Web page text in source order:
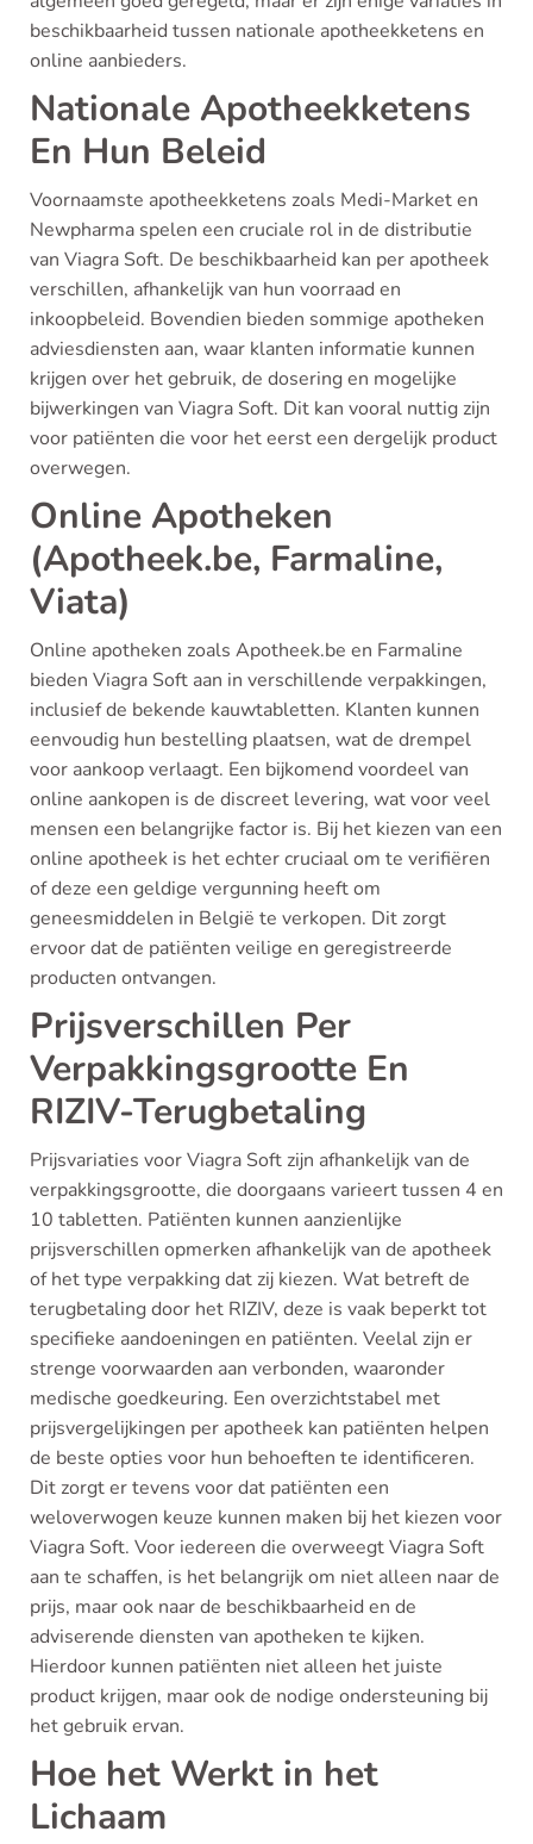
beschikbaarheid tussen nationale apotheekketens en
online aanbieders.
Nationale Apotheekketens
En Hun Beleid
Voornaamste apotheekketens zoals Medi-Market en
Newpharma spelen een cruciale rol in de distributie
van Viagra Soft. De beschikbaarheid kan per apotheek
verschillen, afhankelijk van hun voorraad en
inkoopbeleid. Bovendien bieden sommige apotheken
adviesdiensten aan, waar klanten informatie kunnen
krijgen over het gebruik, de dosering en mogelijke
bijwerkingen van Viagra Soft. Dit kan vooral nuttig zijn
voor patiënten die voor het eerst een dergelijk product
overwegen.
Online Apotheken
(Apotheek.be, Farmaline,
Viata)
Online apotheken zoals Apotheek.be en Farmaline
bieden Viagra Soft aan in verschillende verpakkingen,
inclusief de bekende kauwtabletten. Klanten kunnen
eenvoudig hun bestelling plaatsen, wat de drempel
voor aankoop verlaagt. Een bijkomend voordeel van
online aankopen is de discreet levering, wat voor veel
mensen een belangrijke factor is. Bij het kiezen van een
online apotheek is het echter cruciaal om te verifiëren
of deze een geldige vergunning heeft om
geneesmiddelen in België te verkopen. Dit zorgt
ervoor dat de patiënten veilige en geregistreerde
producten ontvangen.
Prijsverschillen Per
Verpakkingsgrootte En
RIZIV-Terugbetaling
Prijsvariaties voor Viagra Soft zijn afhankelijk van de
verpakkingsgrootte, die doorgaans varieert tussen 4 en
10 tabletten. Patiënten kunnen aanzienlijke
prijsverschillen opmerken afhankelijk van de apotheek
of het type verpakking dat zij kiezen. Wat betreft de
terugbetaling door het RIZIV, deze is vaak beperkt tot
specifieke aandoeningen en patiënten. Veelal zijn er
strenge voorwaarden aan verbonden, waaronder
medische goedkeuring. Een overzichtstabel met
prijsvergelijkingen per apotheek kan patiënten helpen
de beste opties voor hun behoeften te identificeren.
Dit zorgt er tevens voor dat patiënten een
weloverwogen keuze kunnen maken bij het kiezen voor
Viagra Soft. Voor iedereen die overweegt Viagra Soft
aan te schaffen, is het belangrijk om niet alleen naar de
prijs, maar ook naar de beschikbaarheid en de
adviserende diensten van apotheken te kijken.
Hierdoor kunnen patiënten niet alleen het juiste
product krijgen, maar ook de nodige ondersteuning bij
het gebruik ervan.
Hoe het Werkt in het
Lichaam